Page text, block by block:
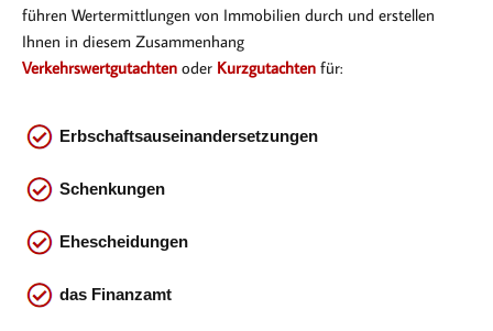
führen Wertermittlungen von Immobilien durch und erstellen
Ihnen in diesem Zusammenhang
Verkehrswertgutachten oder Kurzgutachten für:
Erbschaftsauseinandersetzungen
Schenkungen
Ehescheidungen
das Finanzamt